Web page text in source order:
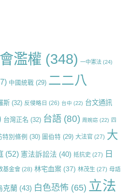
濫權 (348) 一中憲法 (24)
中國統戰 (29) 二二八
斯 (32) 反侵略日 (26) 台中 (22) 台文通訊
台灣正名 (32) 台語 (80) 周婉窈 (22) 四
特別條例 (30) 圖伯特 (29) 大法官 (27) 大
(52) 憲法訴訟法 (40) 抵抗史 (27) 日
基金會 (28) 林宅血案 (37) 林茂生 (27) 母語
克蘭 (43) 白色恐怖 (65) 立法